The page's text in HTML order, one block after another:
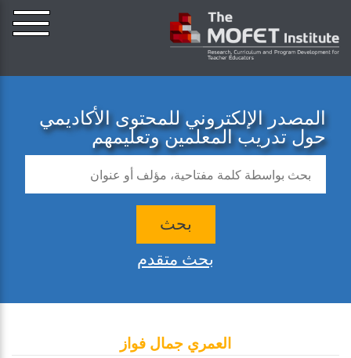
المصدر الإلكتروني للمحتوى الأكاديمي
حول تدريب المعلمين وتعليمهم
بحث
بحث متقدم
العمري جمال فواز